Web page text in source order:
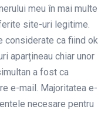
meu în mai multe
site-uri legitime.
considerate ca fiind ok
aparțineau chiar unor
a fost ca
e-mail. Majoritatea e-
necesare pentru